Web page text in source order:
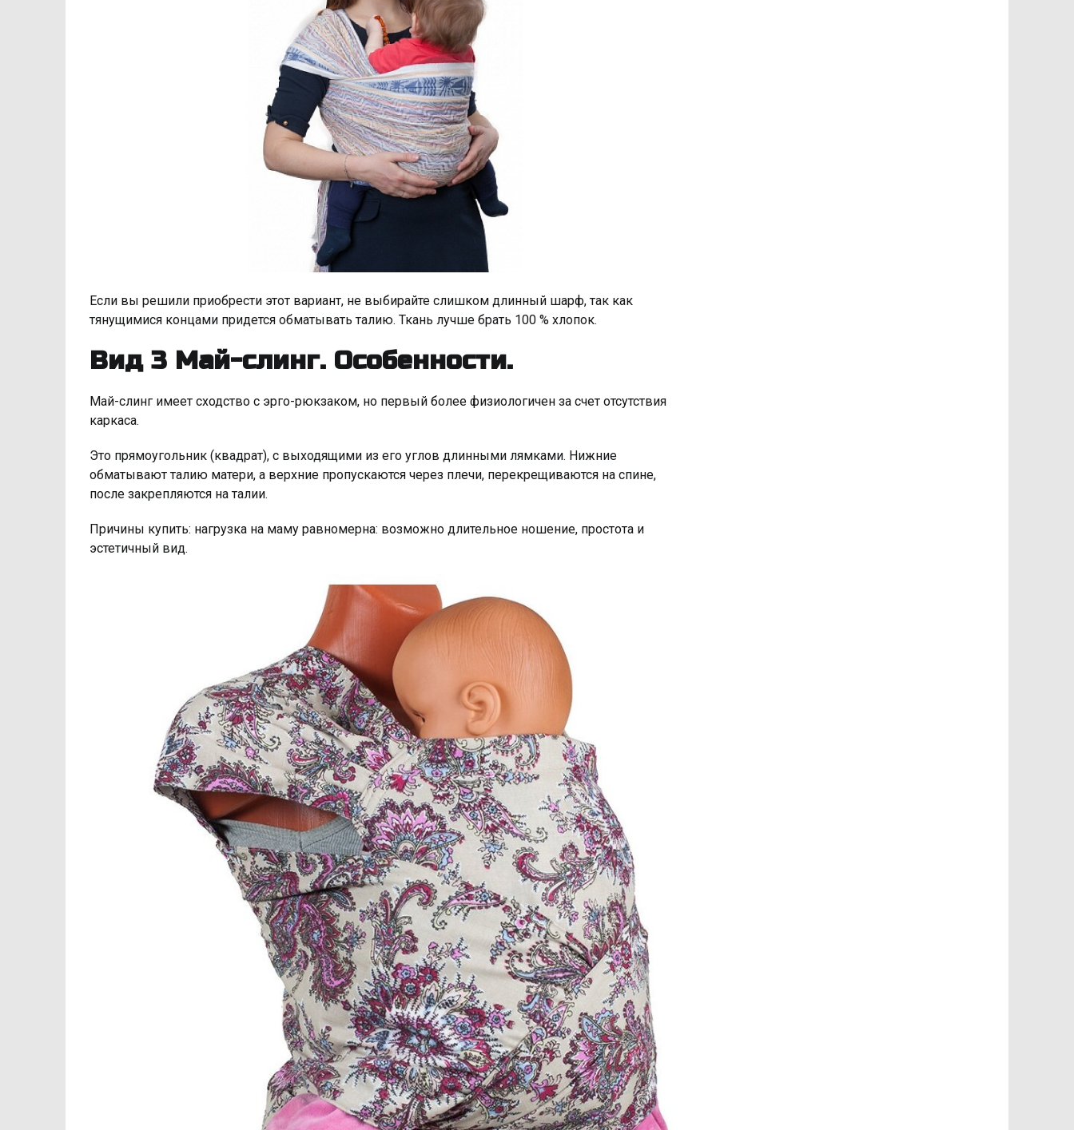
Если вы решили приобрести этот вариант, не выбирайте слишком длинный шарф, так как
тянущимися концами придется обматывать талию. Ткань лучше брать 100 % хлопок.
Вид 3 Май-слинг. Особенности.
Май-слинг имеет сходство с эрго-рюкзаком, но первый более физиологичен за счет отсутствия
каркаса.
Это прямоугольник (квадрат), с выходящими из его углов длинными лямками. Нижние
обматывают талию матери, а верхние пропускаются через плечи, перекрещиваются на спине,
после закрепляются на талии.
Причины купить: нагрузка на маму равномерна: возможно длительное ношение, простота и
эстетичный вид.